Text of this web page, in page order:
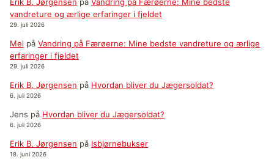
vandreture og ærlige erfaringer i fjeldet
29. juli 2026
Mel på Vandring på Færøerne: Mine bedste vandreture og ærlige
erfaringer i fjeldet
29. juli 2026
Erik B. Jørgensen på Hvordan bliver du Jægersoldat?
6. juli 2026
Jens på Hvordan bliver du Jægersoldat?
6. juli 2026
Erik B. Jørgensen på Isbjørnebukser
18. juni 2026